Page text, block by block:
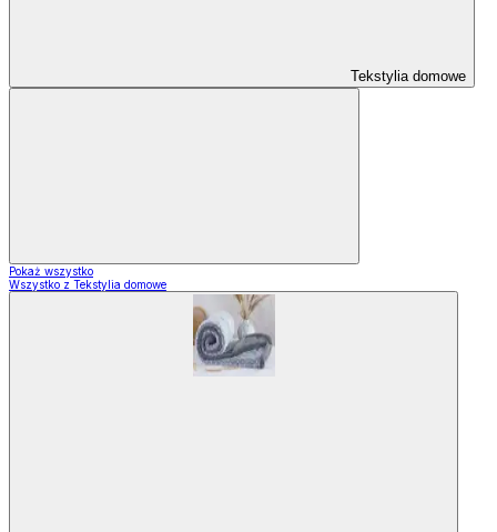
Tekstylia domowe
Pokaż wszystko
Wszystko z Tekstylia domowe